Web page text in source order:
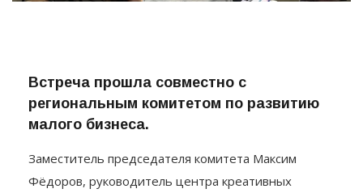
Встреча прошла совместно с
малого бизнеса.